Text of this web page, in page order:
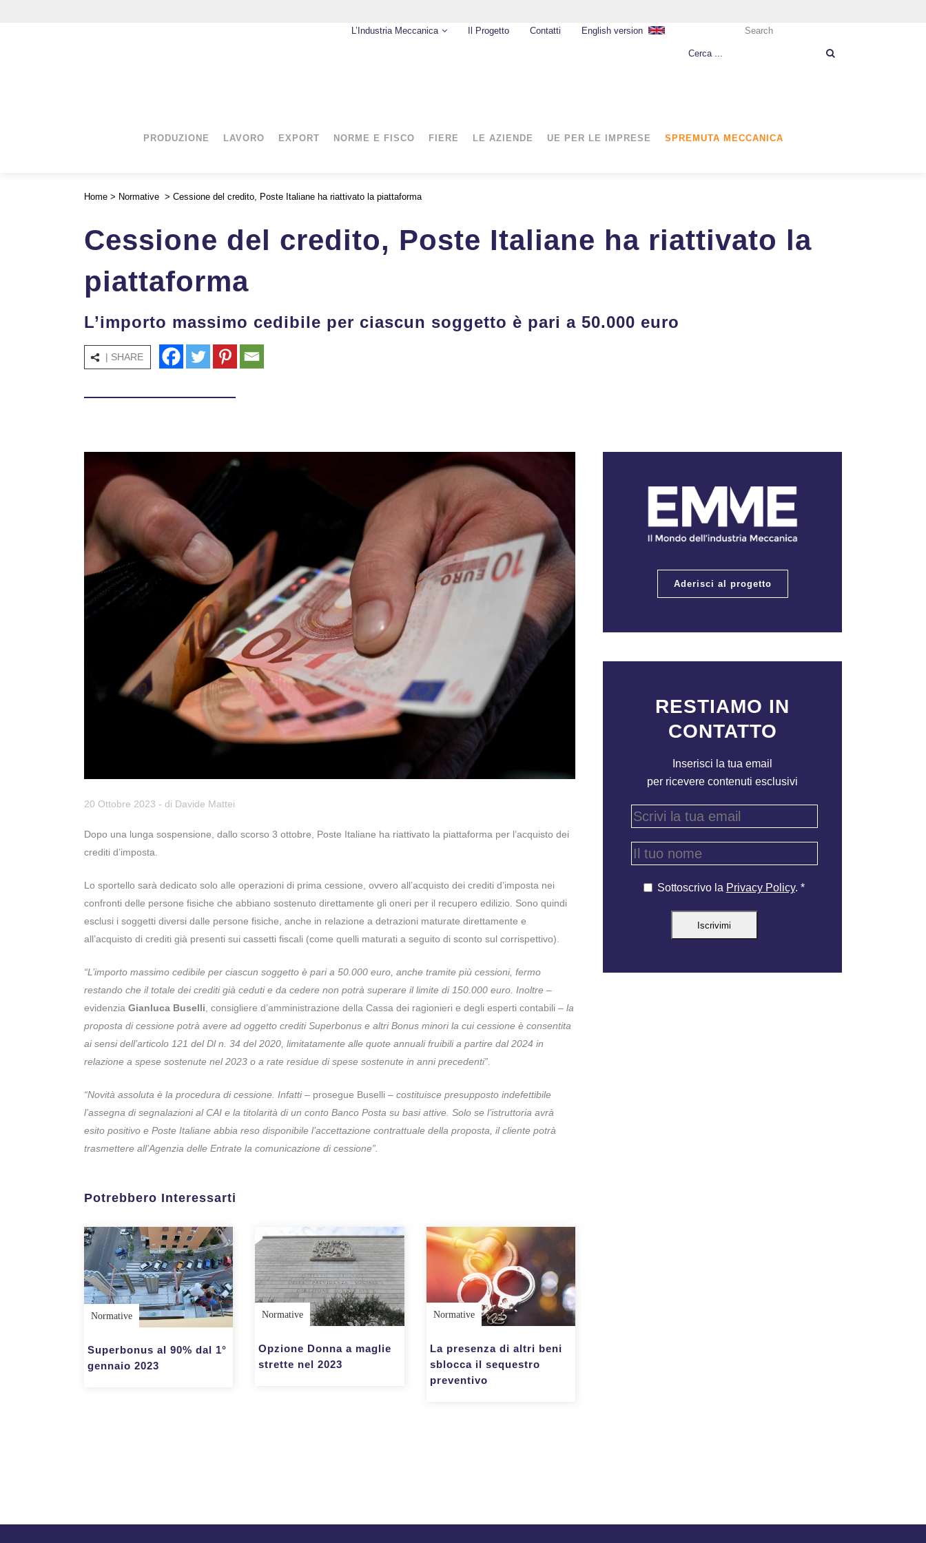
L’Industria Meccanica Il Progetto Contatti English version Search
PRODUZIONE LAVORO EXPORT NORME E FISCO FIERE LE AZIENDE UE PER LE IMPRESE SPREMUTA MECCANICA
Home > Normative > Cessione del credito, Poste Italiane ha riattivato la piattaforma
Cessione del credito, Poste Italiane ha riattivato la
piattaforma
L’importo massimo cedibile per ciascun soggetto è pari a 50.000 euro
| SHARE
20 Ottobre 2023 - di Davide Mattei
Dopo una lunga sospensione, dallo scorso 3 ottobre, Poste Italiane ha riattivato la piattaforma per l’acquisto dei
crediti d’imposta.
Lo sportello sarà dedicato solo alle operazioni di prima cessione, ovvero all’acquisto dei crediti d’imposta nei
confronti delle persone fisiche che abbiano sostenuto direttamente gli oneri per il recupero edilizio. Sono quindi
esclusi i soggetti diversi dalle persone fisiche, anche in relazione a detrazioni maturate direttamente e
all’acquisto di crediti già presenti sui cassetti fiscali (come quelli maturati a seguito di sconto sul corrispettivo).
“L’importo massimo cedibile per ciascun soggetto è pari a 50.000 euro, anche tramite più cessioni, fermo
restando che il totale dei crediti già ceduti e da cedere non potrà superare il limite di 150.000 euro. Inoltre –
evidenzia Gianluca Buselli , consigliere d’amministrazione della Cassa dei ragionieri e degli esperti contabili – la
proposta di cessione potrà avere ad oggetto crediti Superbonus e altri Bonus minori la cui cessione è consentita
ai sensi dell’articolo 121 del Dl n. 34 del 2020, limitatamente alle quote annuali fruibili a partire dal 2024 in
relazione a spese sostenute nel 2023 o a rate residue di spese sostenute in anni precedenti”.
“Novità assoluta è la procedura di cessione. Infatti – prosegue Buselli – costituisce presupposto indefettibile
l’assegna di segnalazioni al CAI e la titolarità di un conto Banco Posta su basi attive. Solo se l’istruttoria avrà
esito positivo e Poste Italiane abbia reso disponibile l’accettazione contrattuale della proposta, il cliente potrà
trasmettere all’Agenzia delle Entrate la comunicazione di cessione”.
Potrebbero Interessarti
Normative
Superbonus al 90% dal 1°
gennaio 2023
Normative
Opzione Donna a maglie
strette nel 2023
Normative
La presenza di altri beni
sblocca il sequestro
preventivo
Aderisci al progetto
RESTIAMO IN
CONTATTO
Inserisci la tua email
per ricevere contenuti esclusivi
Sottoscrivo la Privacy Policy. *